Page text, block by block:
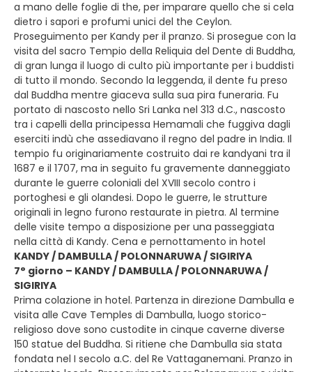
a mano delle foglie di the, per imparare quello che si cela
dietro i sapori e profumi unici del the Ceylon.
Proseguimento per Kandy per il pranzo. Si prosegue con la
visita del sacro Tempio della Reliquia del Dente di Buddha,
di gran lunga il luogo di culto più importante per i buddisti
di tutto il mondo. Secondo la leggenda, il dente fu preso
dal Buddha mentre giaceva sulla sua pira funeraria. Fu
portato di nascosto nello Sri Lanka nel 313 d.C., nascosto
tra i capelli della principessa Hemamali che fuggiva dagli
eserciti indù che assediavano il regno del padre in India. Il
tempio fu originariamente costruito dai re kandyani tra il
1687 e il 1707, ma in seguito fu gravemente danneggiato
durante le guerre coloniali del XVIII secolo contro i
portoghesi e gli olandesi. Dopo le guerre, le strutture
originali in legno furono restaurate in pietra. Al termine
delle visite tempo a disposizione per una passeggiata
nella città di Kandy. Cena e pernottamento in hotel
KANDY / DAMBULLA / POLONNARUWA / SIGIRIYA
7° giorno – KANDY / DAMBULLA / POLONNARUWA /
SIGIRIYA
Prima colazione in hotel. Partenza in direzione Dambulla e
visita alle Cave Temples di Dambulla, luogo storico-
religioso dove sono custodite in cinque caverne diverse
150 statue del Buddha. Si ritiene che Dambulla sia stata
fondata nel I secolo a.C. del Re Vattaganemani. Pranzo in